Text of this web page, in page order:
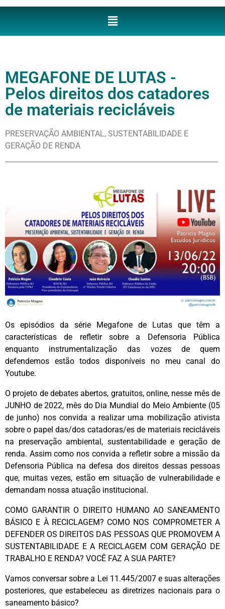
MEGAFONE DE LUTAS -
Pelos direitos dos catadores
de materiais recicláveis
PRESERVAÇÃO AMBIENTAL, SUSTENTABILIDADE E
GERAÇÃO DE RENDA
Os episódios da série Megafone de Lutas que têm a
características de refletir sobre a Defensoria Pública
enquanto instrumentalização das vozes de quem
defendemos estão todos disponíveis no meu canal do
Youtube.
O projeto de debates abertos, gratuitos, online, nesse mês de
JUNHO de 2022, mês do Dia Mundial do Meio Ambiente (05
de junho) nos convida a realizar uma mobilização ativista
sobre o papel das/dos catadoras/es de materiais recicláveis
na preservação ambiental, sustentabilidade e geração de
renda. Assim como nos convida a refletir sobre a missão da
Defensoria Pública na defesa dos direitos dessas pessoas
que, muitas vezes, estão em situação de vulnerabilidade e
demandam nossa atuação institucional.
COMO GARANTIR O DIREITO HUMANO AO SANEAMENTO
BÁSICO E À RECICLAGEM? COMO NOS COMPROMETER A
DEFENDER OS DIREITOS DAS PESSOAS QUE PROMOVEM A
SUSTENTABILIDADE E A RECICLAGEM COM GERAÇÃO DE
TRABALHO E RENDA? VOCÊ FAZ A SUA PARTE?
Vamos conversar sobre a Lei 11.445/2007 e suas alterações
posteriores, que estabeleceu as diretrizes nacionais para o
saneamento básico?